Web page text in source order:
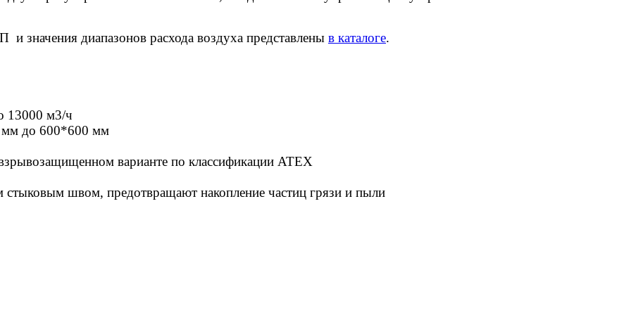
значения диапазонов расхода воздуха представлены в каталоге.
13000 м3/ч
до 600*600 мм
варианте по классификации ATEX
стыковым швом, предотвращают накопление частиц грязи и пыли